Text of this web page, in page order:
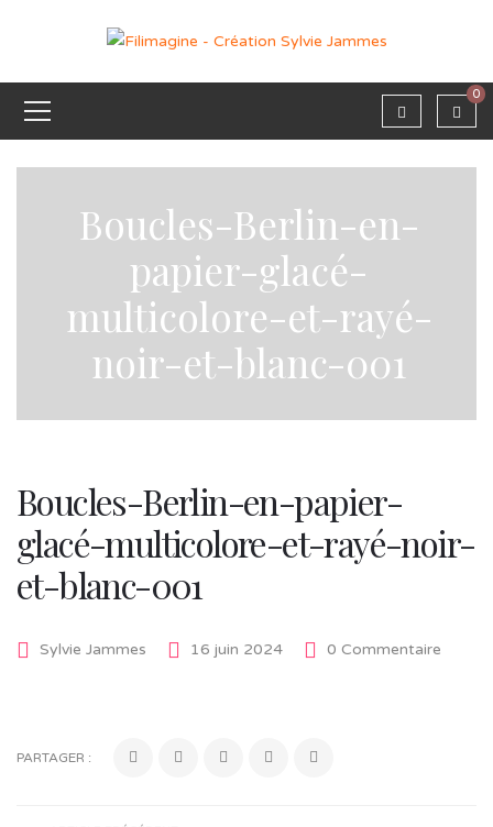
0
Boucles-Berlin-en-
papier-glacé-
multicolore-et-rayé-
noir-et-blanc-001
Boucles-Berlin-en-papier-
glacé-multicolore-et-rayé-noir-
et-blanc-001
Sylvie Jammes 16 juin 2024 0 Commentaire
PARTAGER :